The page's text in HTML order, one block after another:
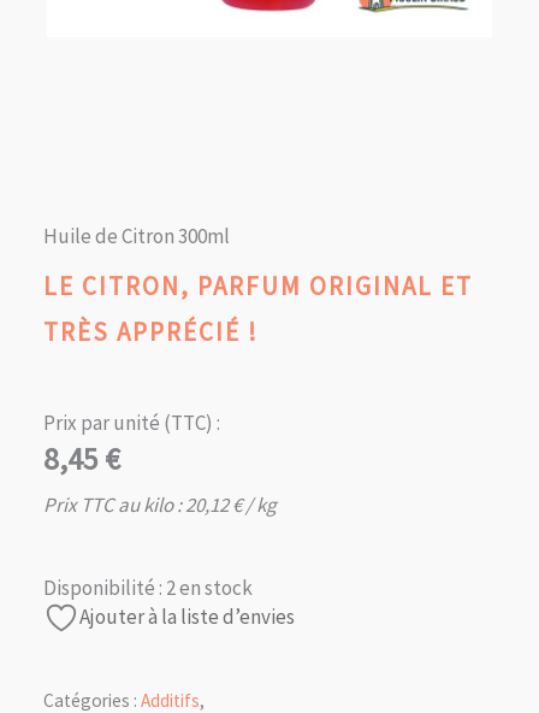
Huile de Citron 300ml
LE CITRON, PARFUM ORIGINAL ET
TRÈS APPRÉCIÉ !
Prix par unité (TTC) :
8,45€
Prix TTC au kilo :20,12€/ kg
Disponibilité : 2 en stock
Ajouter à la liste d’envies
Catégories : Additifs,